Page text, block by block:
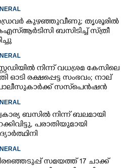
കുഴഞ്ഞുവീണു; തൃശൂരിൽ
ബസിടിച്ച് സ്‌ത്രീ
നിന്ന് വധശ്രമ കേസിലെ
ഓടി രക്ഷപ്പെട്ട സംഭവം; നാല്
സസ്‌പെൻഷൻ
ബസിൽ നിന്ന് ബലമായി
പരാതിയുമായി
സമയത്ത് 17 ചാക്ക്